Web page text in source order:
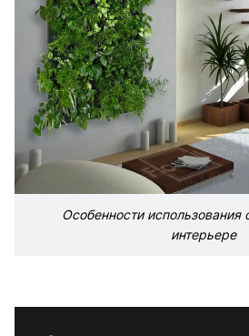
Особенности использования
интерьере